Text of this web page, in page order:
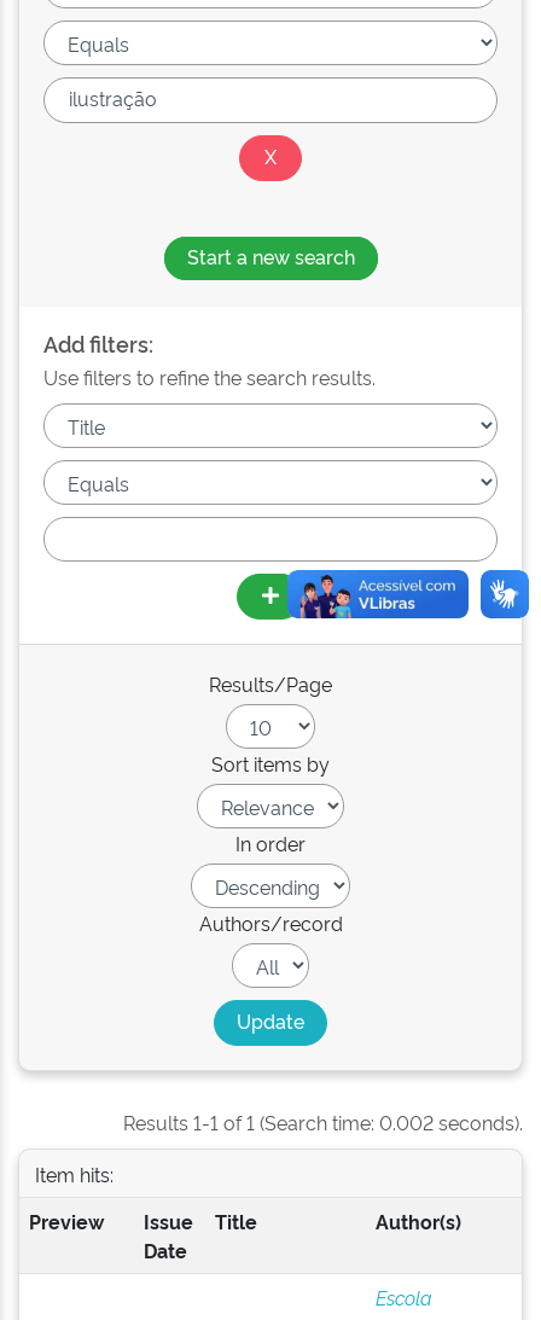
Start a new search
Add filters:
Use filters to refine the search results.
Results/Page
Sort items by
In order
Authors/record
Results 1-1 of 1 (Search time: 0.002 seconds).
Item hits:
Preview
Issue
Date
Title Author(s)
Escola